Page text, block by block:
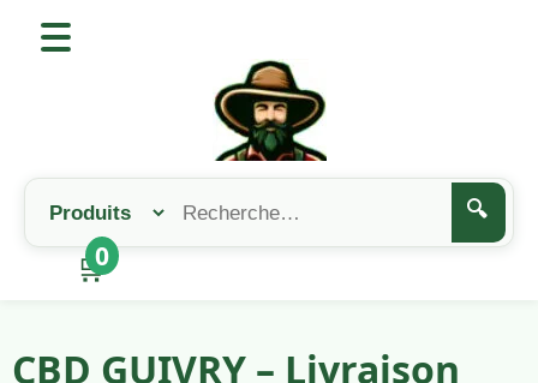
🔍
🛒
0
CBD GUIVRY – Livraison